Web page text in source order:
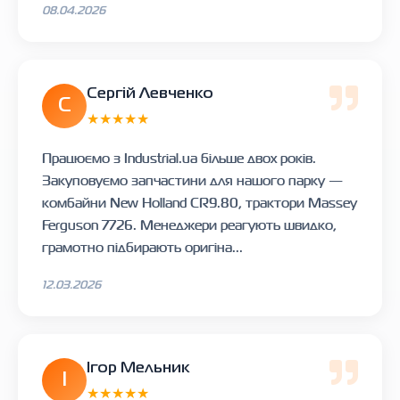
08.04.2026
С
Сергій Левченко
★★★★★
Працюємо з Industrial.ua більше двох років.
Закуповуємо запчастини для нашого парку —
комбайни New Holland CR9.80, трактори Massey
Ferguson 7726. Менеджери реагують швидко,
грамотно підбирають оригіна...
12.03.2026
Ігор Мельник
★★★★★